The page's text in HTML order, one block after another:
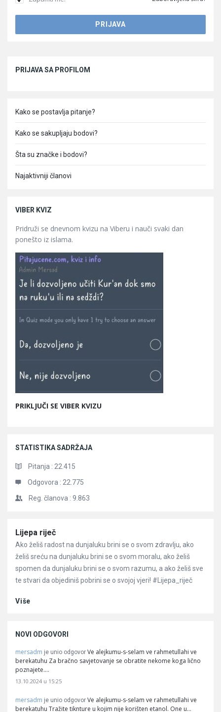
PRIJAVA SA PROFILOM
Kako se postavlja pitanje?
Kako se sakupljaju bodovi?
Šta su značke i bodovi?
Najaktivniji članovi
VIBER KVIZ
Pridruži se dnevnom kvizu na Viberu i nauči svaki dan
ponešto iz islama.
PRIKLJUČI SE VIBER KVIZU
STATISTIKA SADRŽAJA
Pitanja : 22.415
Odgovora : 22.775
Reg. članova : 9.863
Članci
Lijepa riječ
Ako želiš radost na dunjaluku brini se o svom zdravlju, ako
želiš sreću na dunjaluku brini se o svom moralu, ako želiš
spomen da dunjaluku brini se o svom razumu, a ako želiš sve
te stvari da objediniš pobrini se o svojoj vjeri! #Lijepa_riječ
Više
NOVI ODGOVORI
mersadm je unio odgovor Ve alejkumu-s-selam ve rahmetullahi ve
berekatuhu Za bračno savjetovanje se obratite nekome koga lično
poznajete.…
13.10.2024 u 15:25
mersadm je unio odgovor Ve alejkumu-s-selam ve rahmetullahi ve
berekatuhu Tražite tiknture u kojim nije korišten etanol. One u…